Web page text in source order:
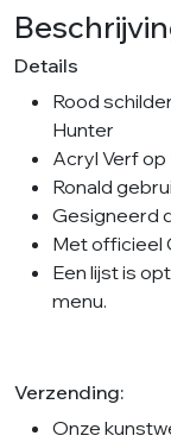
Details
Rood
Hunter
Acryl Verf op
Ronald
Gesigneerd
Met officieel
Een lijst is
menu.
Verzending:
Onze